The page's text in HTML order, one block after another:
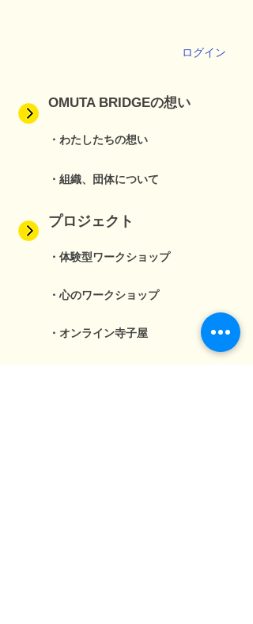
ログイン
OMUTA BRIDGEの想い
・わたしたちの想い
・組織、団体について
プロジェクト
・体験型ワークショップ
・心のワークショップ
・オンライン寺子屋